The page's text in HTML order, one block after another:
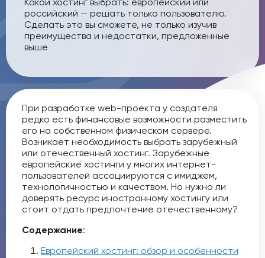
российский — решать только пользователю.
Сделать это вы сможете, не только изучив
преимущества и недостатки, предложенные
выше
При разработке web-проекта у создателя
редко есть финансовые возможности разместить
его на собственном физическом сервере.
Возникает необходимость выбрать зарубежный
или отечественный хостинг. Зарубежные
европейские хостинги у многих интернет-
пользователей ассоциируются с имиджем,
технологичностью и качеством. Но нужно ли
доверять ресурс иностранному хостингу или
стоит отдать предпочтение отечественному?
Содержание:
Европейский хостинг: обзор и особенности